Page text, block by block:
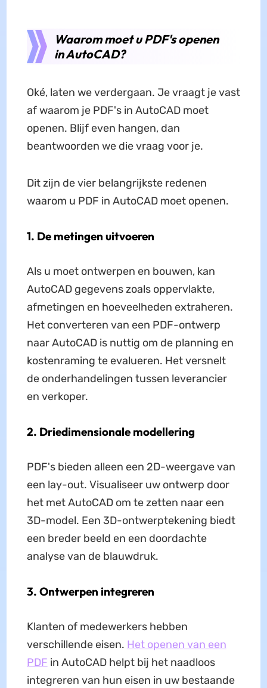
Waarom moet u PDF's openen
in AutoCAD?
Oké, laten we verdergaan. Je vraagt je vast
af waarom je PDF's in AutoCAD moet
openen. Blijf even hangen, dan
beantwoorden we die vraag voor je.
Dit zijn de vier belangrijkste redenen
waarom u PDF in AutoCAD moet openen.
1. De metingen uitvoeren
Als u moet ontwerpen en bouwen, kan
AutoCAD gegevens zoals oppervlakte,
afmetingen en hoeveelheden extraheren.
Het converteren van een PDF-ontwerp
naar AutoCAD is nuttig om de planning en
kostenraming te evalueren. Het versnelt
de onderhandelingen tussen leverancier
en verkoper.
2. Driedimensionale modellering
PDF's bieden alleen een 2D-weergave van
een lay-out. Visualiseer uw ontwerp door
het met AutoCAD om te zetten naar een
3D-model. Een 3D-ontwerptekening biedt
een breder beeld en een doordachte
analyse van de blauwdruk.
3. Ontwerpen integreren
Klanten of medewerkers hebben
verschillende eisen. Het openen van een
PDF in AutoCAD helpt bij het naadloos
integreren van hun eisen in uw bestaande